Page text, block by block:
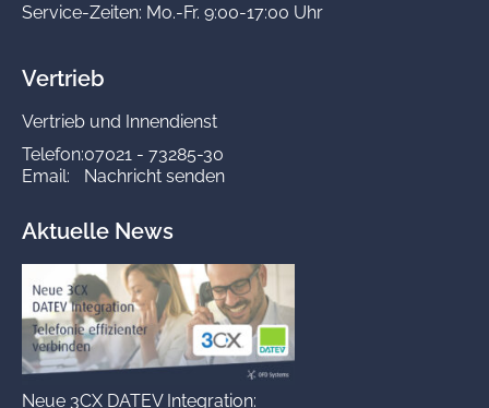
Service-Zeiten: Mo.-Fr. 9:00-17:00 Uhr
Vertrieb
Vertrieb und Innendienst
Telefon:07021 - 73285-30
Email:
Nachricht senden
Aktuelle News
Neue 3CX DATEV Integration: